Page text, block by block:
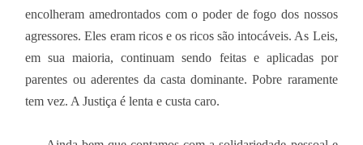
encolheram amedrontados com o poder de fogo dos nossos
agressores. Eles eram ricos e os ricos são intocáveis. As Leis,
em sua maioria, continuam sendo feitas e aplicadas por
parentes ou aderentes da casta dominante. Pobre raramente
tem vez. A Justiça é lenta e custa caro.